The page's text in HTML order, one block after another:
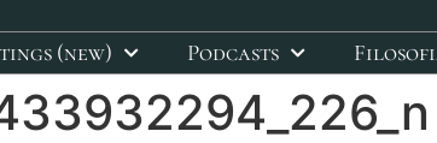
(new) Podcasts